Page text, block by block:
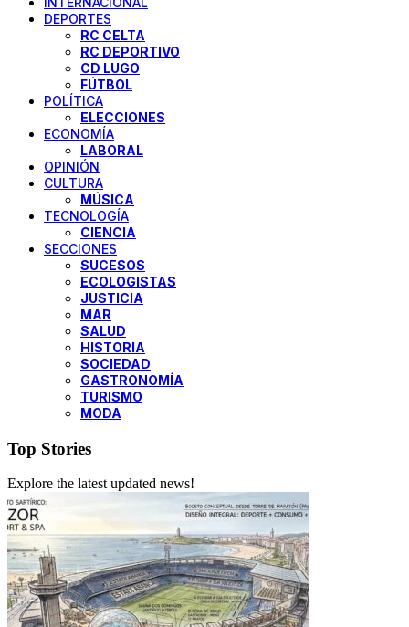
DEPORTES
RC CELTA
RC DEPORTIVO
CD LUGO
FÚTBOL
POLÍTICA
ELECCIONES
ECONOMÍA
LABORAL
OPINIÓN
CULTURA
MÚSICA
TECNOLOGÍA
CIENCIA
SECCIONES
SUCESOS
ECOLOGISTAS
JUSTICIA
MAR
SALUD
HISTORIA
SOCIEDAD
GASTRONOMÍA
TURISMO
MODA
Top Stories
Explore the latest updated news!